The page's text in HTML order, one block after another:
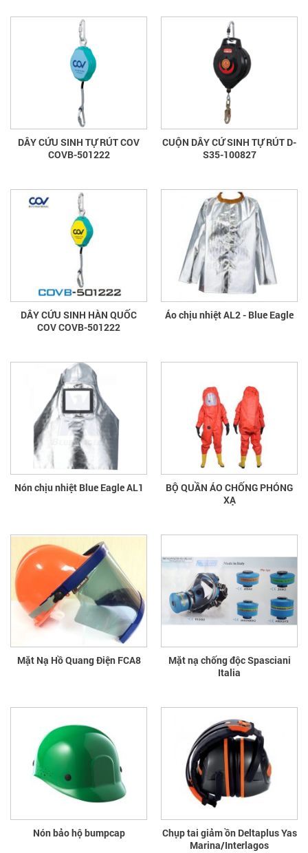
DÂY CỨU SINH TỰ RÚT COV
COVB-501222
CUỘN DÂY CỨ SINH TỰ RÚT D-
S35-100827
DÂY CỨU SINH HÀN QUỐC
COV COVB-501222
Áo chịu nhiệt AL2 - Blue Eagle
Nón chịu nhiệt Blue Eagle AL1
BỘ QUẦN ÁO CHỐNG PHÓNG
XẠ
Mặt Nạ Hồ Quang Điện FCA8
Mặt nạ chống độc Spasciani
Italia
Nón bảo hộ bumpcap
Chụp tai giảm ồn Deltaplus Yas
Marina/Interlagos